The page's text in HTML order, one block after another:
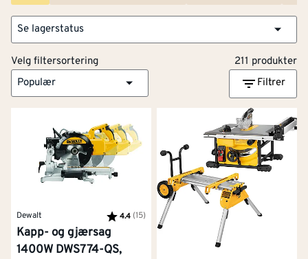
Se lagerstatus
Velg filtersortering
211 produkter
Populær
Filtrer
Dewalt Karakter:
4.4 (15) av 5 mulige
Kapp- og gjærsag
1400W DWS774-QS,